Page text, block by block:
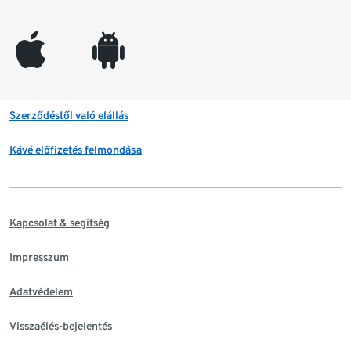
appleinc android
Szerződéstől való elállás
Kávé előfizetés felmondása
Kapcsolat & segítség
Impresszum
Adatvédelem
Visszaélés-bejelentés